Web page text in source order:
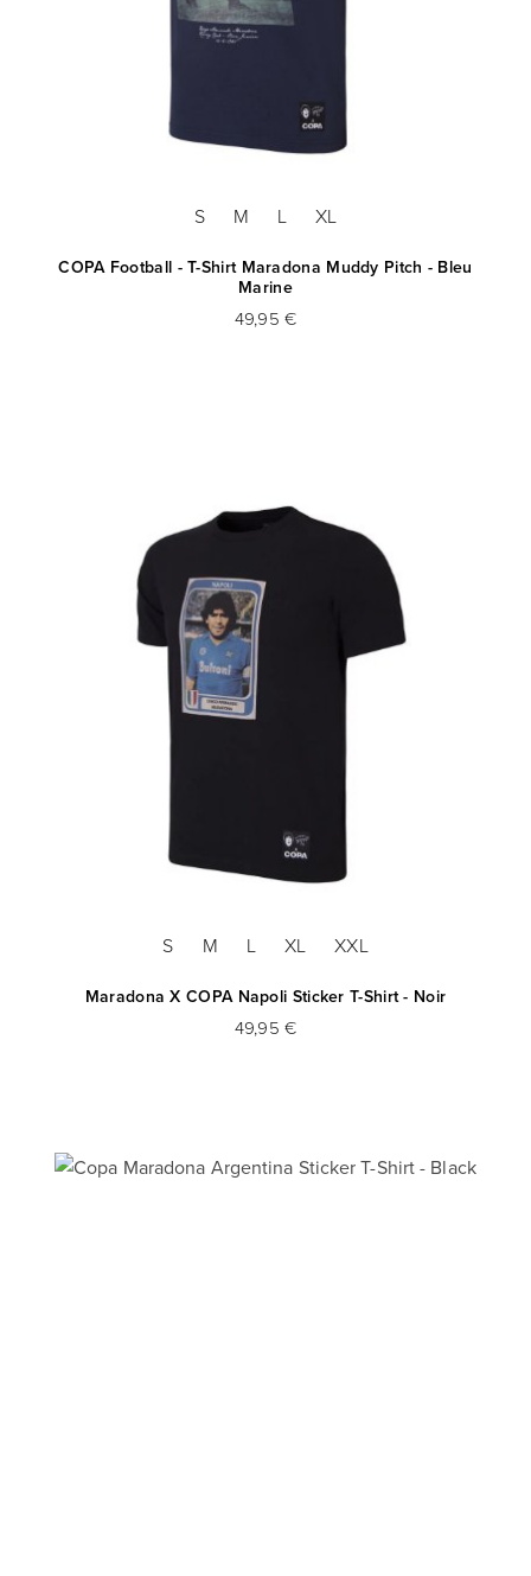
S M L XL
COPA Football - T-Shirt Maradona Muddy Pitch - Bleu
Marine
49,95 €
S M L XL XXL
Maradona X COPA Napoli Sticker T-Shirt - Noir
49,95 €